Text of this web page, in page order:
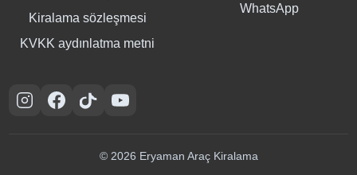
Kiralama sözleşmesi
KVKK aydınlatma metni
WhatsApp
InstagramFacebook
TikTokYouTube
© 2026 Eryaman Araç Kiralama